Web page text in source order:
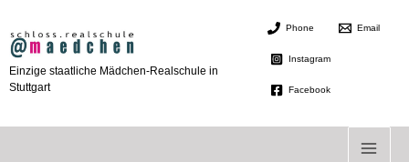
Inhalt
springen
Einzige staatliche Mädchen-Realschule in
Stuttgart
Phone Email
Instagram
Facebook